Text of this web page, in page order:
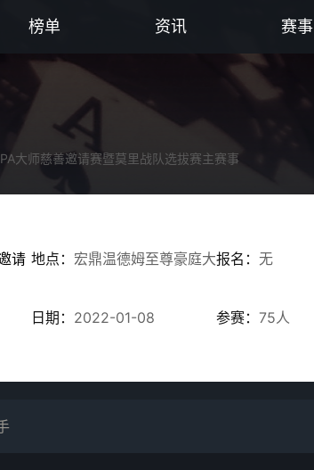
榜单 资讯 赛事
大师慈善邀请赛暨莫里战队选拔赛主赛事
请 地点： 宏鼎温德姆至尊豪庭大
日期： 2022-01-08
报名： 无
参赛： 75人